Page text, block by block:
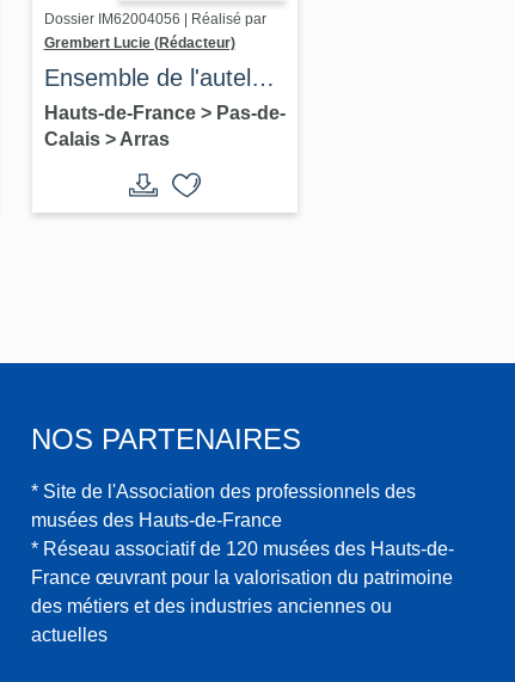
Dossier IM62004056 | Réalisé par
Grembert Lucie (Rédacteur)
Ensemble de l'autel
secondaire de
l'ancienne chapelle
Saint-Charles (autel,
exposition)
Hauts-de-France > Pas-de-
Calais > Arras
NOS PARTENAIRES
* Site de l'Association des professionnels des
musées des Hauts-de-France
* Réseau associatif de 120 musées des Hauts-de-
France œuvrant pour la valorisation du patrimoine
des métiers et des industries anciennes ou
actuelles